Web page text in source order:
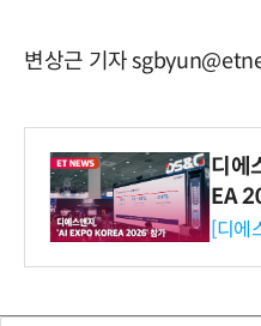
변상근 기자
디에
EA
생애
[디에